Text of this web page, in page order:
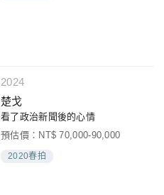
2024
楚戈
看了政治新聞後的心情
預估價：NT$ 70,000-90,000
2020春拍